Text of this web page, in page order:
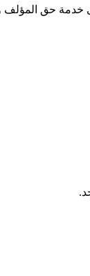
خدمة حق المؤلف